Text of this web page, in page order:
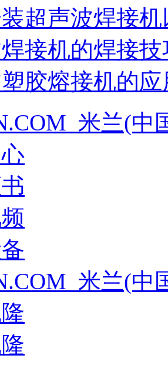
超声波焊接
接机的焊接技
胶熔接机的
米兰(中
米兰(中